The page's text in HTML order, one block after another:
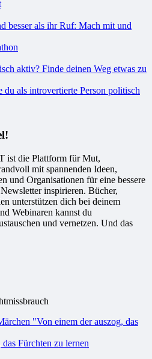
du als introvertierte Person politisch
ist die Plattform für Mut,
mit spannenden Ideen,
und Organisationen für eine bessere
inspirieren. Bücher,
unterstützen dich bei deinem
Webinaren kannst du
und vernetzen. Und das
Fürchten zu lernen